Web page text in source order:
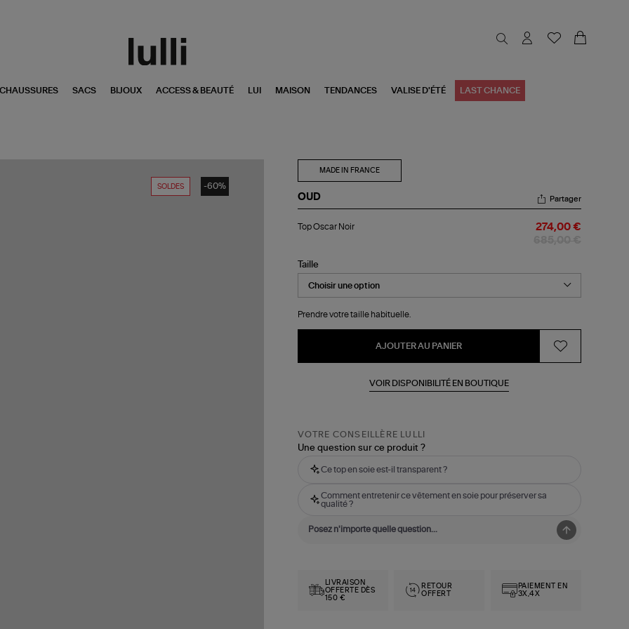
CHAUSSURES SACS BIJOUX ACCESS & BEAUTÉ LUI MAISON TENDANCES VALISE D'ÉTÉ LAST CHANCE
SOLDES -60%
MADE IN FRANCE
OUD
Oscar
Partager
Top Oscar Noir 274,00 €
Taille
Prendre votre taille habituelle.
AJOUTER AU PANIER
VOIR DISPONIBILITÉ EN BOUTIQUE
VOTRE CONSEILLÈRE LULLI
Une question sur ce produit ?
Ce top en soie est-il transparent ?
Comment entretenir ce vêtement en soie pour préserver sa
qualité ?
LIVRAISON
OFFERTE DÈS
150 €
RETOUR
OFFERT
PAIEMENT EN
3X,4X